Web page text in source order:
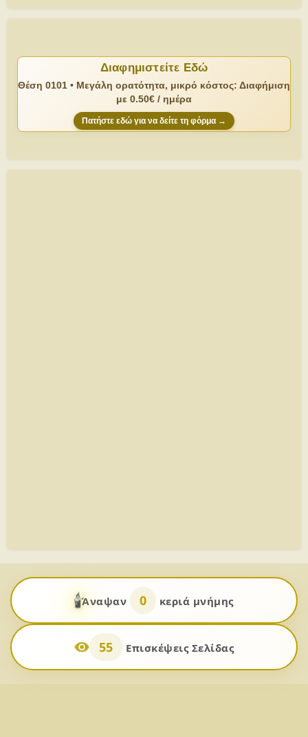
Διαφημιστείτε Εδώ
Θέση 0101 • Μεγάλη ορατότητα, μικρό κόστος: Διαφήμιση
με 0.50€ / ημέρα
Πατήστε εδώ για να δείτε τη φόρμα →
🕯️Άναψαν 0 κεριά μνήμης
55 Επισκέψεις Σελίδας